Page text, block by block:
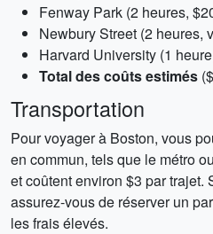
Fenway Park (2 heures,
Newbury Street (2 heures,
Harvard University (1
Total des coûts estimés
Transportation
Pour voyager à Boston, vous
en commun, tels que le métro
et coûtent environ $3 par trajet.
assurez-vous de réserver un
les frais élevés.